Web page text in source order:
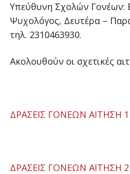
Υπεύθυνη Σχολών Γονέων:
Ψυχολόγος, Δευτέρα –
τηλ. 2310463930.
Ακολουθούν οι σχετικές
ΔΡΑΣΕΙΣ ΓΟΝΕΩΝ ΑΙΤΗΣΗ 1
ΔΡΑΣΕΙΣ ΓΟΝΕΩΝ ΑΙΤΗΣΗ 2